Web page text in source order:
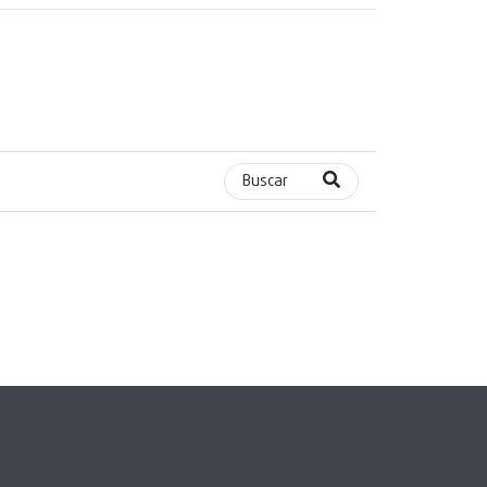
Buscar